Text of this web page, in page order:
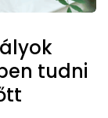
tudni